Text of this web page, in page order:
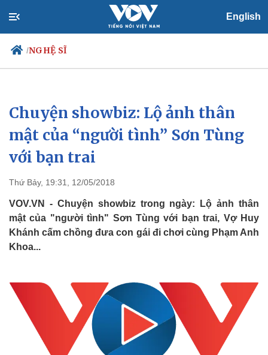
English
/NGHỆ SĨ
Chính trị
Đảng
Tổ chức nhân sự
Quốc hội
Nhận diện sự thật
Xã hội
Tin 24h
Dự báo thời tiết
Chuyện showbiz: Lộ ảnh thân
mật của “người tình” Sơn Tùng
với bạn trai
Thứ Bảy, 19:31, 12/05/2018
VOV.VN - Chuyện showbiz trong ngày: Lộ ảnh thân
mật của "người tình" Sơn Tùng với bạn trai, Vợ Huy
Khánh cấm chồng đưa con gái đi chơi cùng Phạm Anh
Khoa...